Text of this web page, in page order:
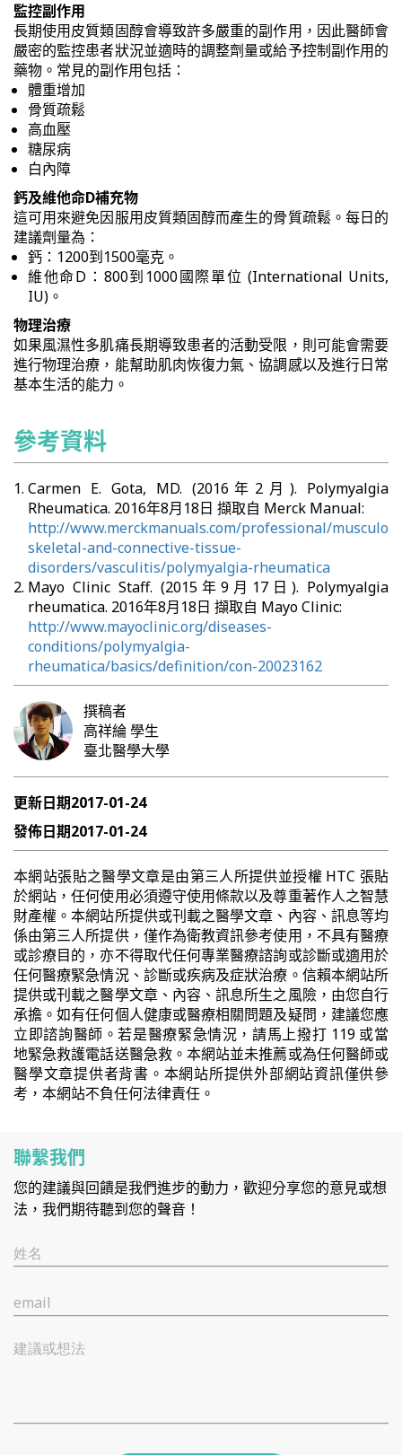
監控副作用
長期使用皮質類固醇會導致許多嚴重的副作用，因此醫師會
嚴密的監控患者狀況並適時的調整劑量或給予控制副作用的
藥物。常見的副作用包括：
體重增加
骨質疏鬆
高血壓
糖尿病
白內障
鈣及維他命D補充物
這可用來避免因服用皮質類固醇而產生的骨質疏鬆。每日的
建議劑量為：
鈣：1200到1500毫克。
維他命D：800到1000國際單位 (International Units,
IU)。
物理治療
如果風濕性多肌痛長期導致患者的活動受限，則可能會需要
進行物理治療，能幫助肌肉恢復力氣、協調感以及進行日常
基本生活的能力。
參考資料
Carmen E. Gota, MD. (2016年2月). Polymyalgia
Rheumatica. 2016年8月18日 擷取自 Merck Manual:
http://www.merckmanuals.com/professional/musculo
skeletal-and-connective-tissue-
disorders/vasculitis/polymyalgia-rheumatica
Mayo Clinic Staff. (2015年9月17日). Polymyalgia
rheumatica. 2016年8月18日 擷取自 Mayo Clinic:
http://www.mayoclinic.org/diseases-
conditions/polymyalgia-
rheumatica/basics/definition/con-20023162
撰稿者
高祥綸學生
臺北醫學大學
更新日期2017-01-24
發佈日期2017-01-24
本網站張貼之醫學文章是由第三人所提供並授權 HTC 張貼
於網站，任何使用必須遵守使用條款以及尊重著作人之智慧
財產權。本網站所提供或刊載之醫學文章、內容、訊息等均
係由第三人所提供，僅作為衛教資訊參考使用，不具有醫療
或診療目的，亦不得取代任何專業醫療諮詢或診斷或適用於
任何醫療緊急情況、診斷或疾病及症狀治療。信賴本網站所
提供或刊載之醫學文章、內容、訊息所生之風險，由您自行
承擔。如有任何個人健康或醫療相關問題及疑問，建議您應
立即諮詢醫師。若是醫療緊急情況，請馬上撥打 119 或當
地緊急救護電話送醫急救。本網站並未推薦或為任何醫師或
醫學文章提供者背書。本網站所提供外部網站資訊僅供參
考，本網站不負任何法律責任。
聯繫我們
您的建議與回饋是我們進步的動力，歡迎分享您的意見或想
法，我們期待聽到您的聲音！
姓名
email
建議或想法